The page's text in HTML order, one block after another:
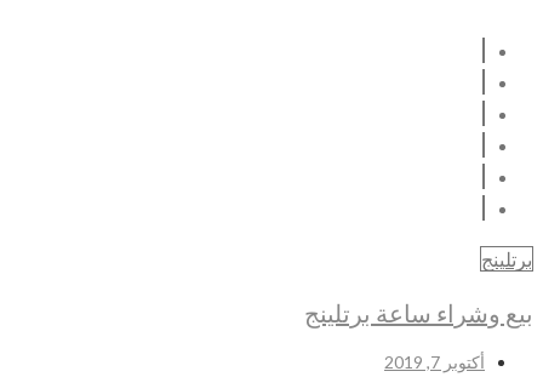
برتلينج
بيع وشراء ساعة برتلينج
أكتوبر 7, 2019